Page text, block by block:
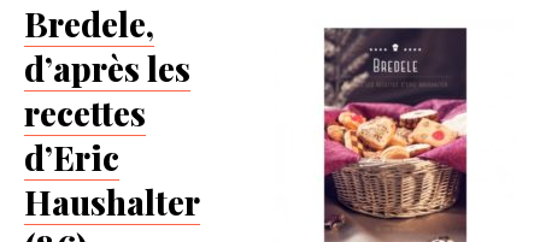
Bredele,
d’après les
recettes
d’Eric
Haushalter